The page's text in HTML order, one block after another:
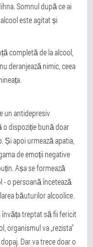
Somnul după ce ai
este agitat și
completă de la alcool,
deranjează nimic, ceea
un antidepresiv
o dispoziție bună doar
apoi urmează apatia,
de emoții negative
Așa se formează
- o persoană încetează
băuturilor alcoolice.
învăța treptat să fii fericit
organismul va „rezista"
Dar va trece doar o